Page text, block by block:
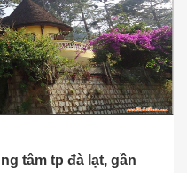
tâm tp đà lạt, gần